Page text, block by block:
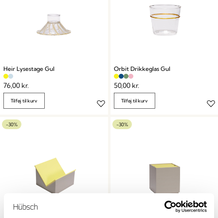
Heir Lysestage Gul
76,00 kr.
Tilføj til kurv
Orbit Drikkeglas Gul
50,00 kr.
Tilføj til kurv
-30% -30%